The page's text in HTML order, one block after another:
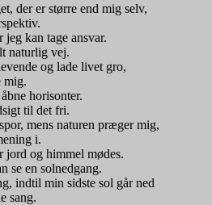
der er større end mig selv,
kan tage ansvar.
naturlig vej.
og lade livet gro,
mig.
horisonter.
til det fri.
mens naturen præger mig,
i.
jord og himmel mødes.
se en solnedgang.
indtil min sidste sol går ned
sang.